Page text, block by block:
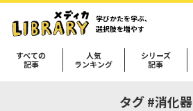
学びかたを学ぶ、
選択肢を増やす
すべての
記事
人気
ランキング
シリーズ
記事
タグ #消化器